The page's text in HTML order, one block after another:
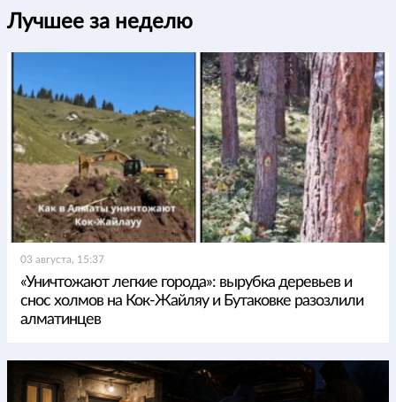
Лучшее за неделю
03 августа, 15:37
«Уничтожают легкие города»: вырубка деревьев и
снос холмов на Кок-Жайляу и Бутаковке разозлили
алматинцев